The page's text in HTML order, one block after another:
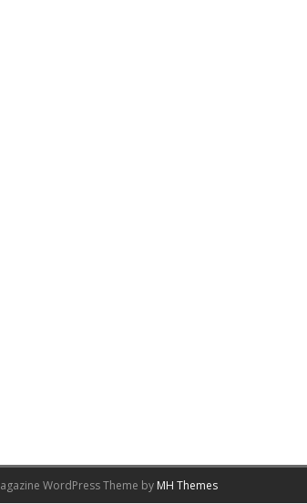
WordPress Theme by MH Themes